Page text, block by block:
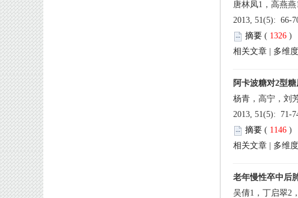
2013, 51(5): 66-
(
)
2013, 51(5): 71-
(
)